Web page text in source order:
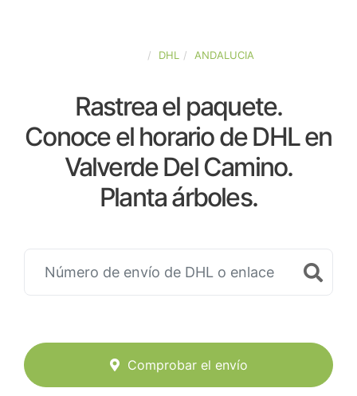
DHL ANDALUCIA
Rastrea el paquete.
Conoce el horario de DHL en
Valverde Del Camino.
Planta árboles.
Comprobar el envío